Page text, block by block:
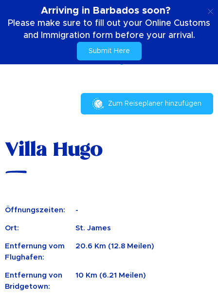
Arriving in Barbados soon?
Please make sure to fill out your Online Customs
and Immigration form before your arrival.
Submit Here
Dein Aufenthalt Villa Hugo
Zum Reiseplaner hinzufügen
Villa Hugo
Öffnungszeiten: -
Ort: St. James
Entfernung vom
Flughafen:
20.6 Km (12.8 Meilen)
Entfernung von
Bridgetown:
10 Km (6.21 Meilen)